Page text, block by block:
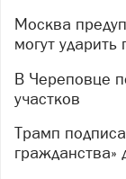
Москва предупредила Ереван: аресты россиян
могут ударить
В Череповце после ливня подтопило восемь
участков
Трамп подписал указ о запрете на «туризм ради
гражданства»